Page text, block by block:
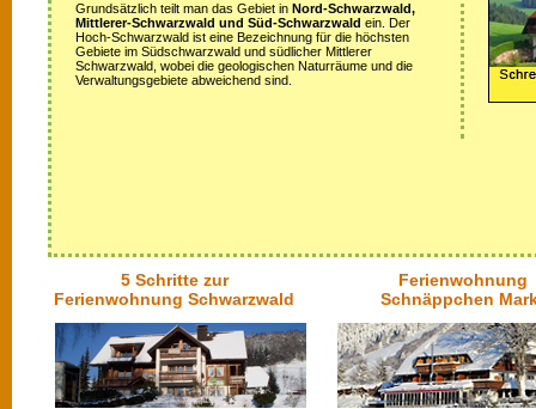
Grundsätzlich teilt man das Gebiet in Nord-Schwarzwald,
Mittlerer-Schwarzwald und Süd-Schwarzwald ein. Der
Hoch-Schwarzwald ist eine Bezeichnung für die höchsten
Gebiete im Südschwarzwald und südlicher Mittlerer
Schwarzwald, wobei die geologischen Naturräume und die
Verwaltungsgebiete abweichend sind.
5 Schritte zur
Ferienwohnung Schwarzwald
Ferienwohnung
Schnäppchen